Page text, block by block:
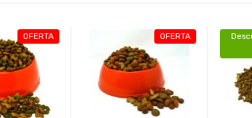
OFERTA OFERTA